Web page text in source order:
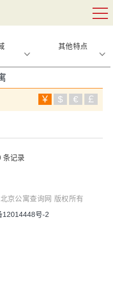
其他特点
￥ $ € ￡
条记录
京公寓查询网 版权所有
12014448号-2